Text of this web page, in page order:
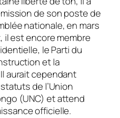
de son poste de
nationale, en mars
il est encore membre
le Parti du
et la
aurait cependant
de l’Union
(UNC) et attend
officielle.